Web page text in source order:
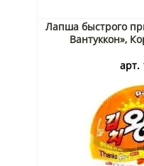
Лапша быстрого
Вантуккон»,
арт.